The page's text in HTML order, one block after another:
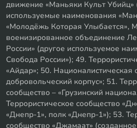
движение «Маньяки Культ Убийц»
используемые наименования
«Молодёжь Которая Улыбается»,
военизированное объединение
России» (другое используемое
Свобода России»); 49.
«Айдар»; 50. Националистическая
добровольческий корпус»; 51.
сообщество – «Грузинский
Террористическое сообщество
«Днепр-1», полк «Днепр-1»); 53.
сообщество «Джамаат»